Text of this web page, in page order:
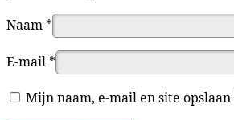
Naam *
E-mail *
Mijn naam, e-mail en site